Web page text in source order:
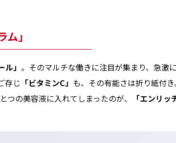
」
ル」 。そのマルチな働きに注目が集まり、急激
存じ 「ビタミンC」 も、その有能さは折り紙付き
つの美容液に入れてしまったのが、
「エンリ